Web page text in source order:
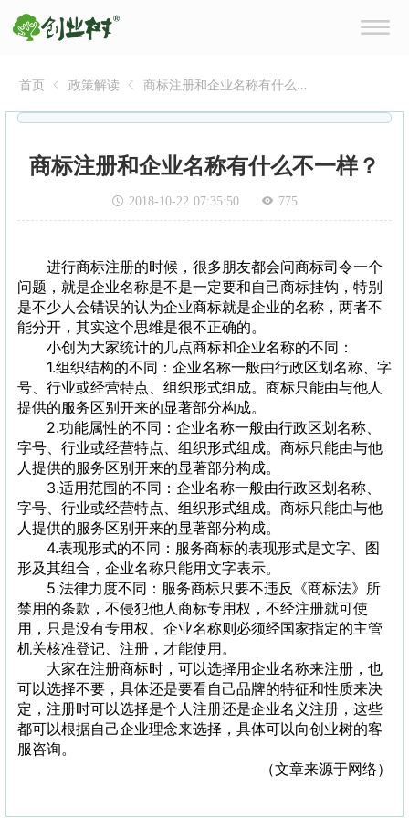
首页 政策解读
商标注册和企业名称有什么
商标注册和企业名称有什么不一样？
2018-10-22 07:35:50 775
进行商标注册的时候，很多朋友都会问商标司令一个
问题，就是企业名称是不是一定要和自己商标挂钩，特别
是不少人会错误的认为企业商标就是企业的名称，两者不
能分开，其实这个思维是很不正确的。
小创为大家统计的几点商标和企业名称的不同：
1.组织结构的不同：企业名称一般由行政区划名称、字
号、行业或经营特点、组织形式组成。商标只能由与他人
提供的服务区别开来的显著部分构成。
2.功能属性的不同：企业名称一般由行政区划名称、
字号、行业或经营特点、组织形式组成。商标只能由与他
人提供的服务区别开来的显著部分构成。
3.适用范围的不同：企业名称一般由行政区划名称、
字号、行业或经营特点、组织形式组成。商标只能由与他
人提供的服务区别开来的显著部分构成。
4.表现形式的不同：服务商标的表现形式是文字、图
形及其组合，企业名称只能用文字表示。
5.法律力度不同：服务商标只要不违反《商标法》所
禁用的条款，不侵犯他人商标专用权，不经注册就可使
用，只是没有专用权。企业名称则必须经国家指定的主管
机关核准登记、注册，才能使用。
大家在注册商标时，可以选择用企业名称来注册，也
可以选择不要，具体还是要看自己品牌的特征和性质来决
定，注册时可以选择是个人注册还是企业名义注册，这些
都可以根据自己企业理念来选择，具体可以向创业树的客
服咨询。
（文章来源于网络）